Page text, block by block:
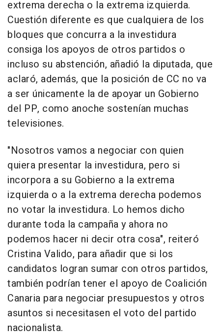
extrema derecha o la extrema izquierda.
Cuestión diferente es que cualquiera de los
bloques que concurra a la investidura
consiga los apoyos de otros partidos o
incluso su abstención, añadió la diputada, que
aclaró, además, que la posición de CC no va
a ser únicamente la de apoyar un Gobierno
del PP, como anoche sostenían muchas
televisiones.
"Nosotros vamos a negociar con quien
quiera presentar la investidura, pero si
incorpora a su Gobierno a la extrema
izquierda o a la extrema derecha podemos
no votar la investidura. Lo hemos dicho
durante toda la campaña y ahora no
podemos hacer ni decir otra cosa", reiteró
Cristina Valido, para añadir que si los
candidatos logran sumar con otros partidos,
también podrían tener el apoyo de Coalición
Canaria para negociar presupuestos y otros
asuntos si necesitasen el voto del partido
nacionalista.